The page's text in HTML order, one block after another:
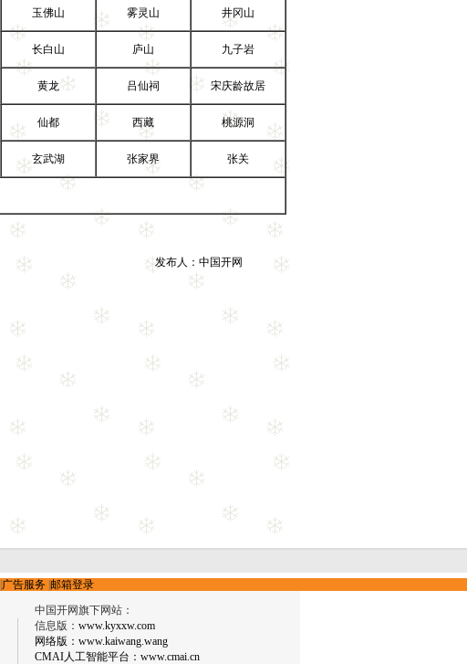
玉佛山 雾灵山 井冈山
长白山 庐山 九子岩
黄龙 吕仙祠 宋庆龄故居
仙都 西藏 桃源洞
玄武湖 张家界 张关
发布人： 中国开网
广告服务 邮箱登录
中国开网旗下网站：
信息版： www.kyxxw.com
网络版： www.kaiwang.wang
CMAI人工智能平台： www.cmai.cn